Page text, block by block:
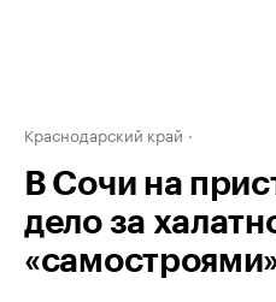
Краснодарский край
В Сочи на
дело за